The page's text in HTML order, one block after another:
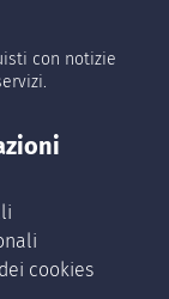
con notizie
cookies